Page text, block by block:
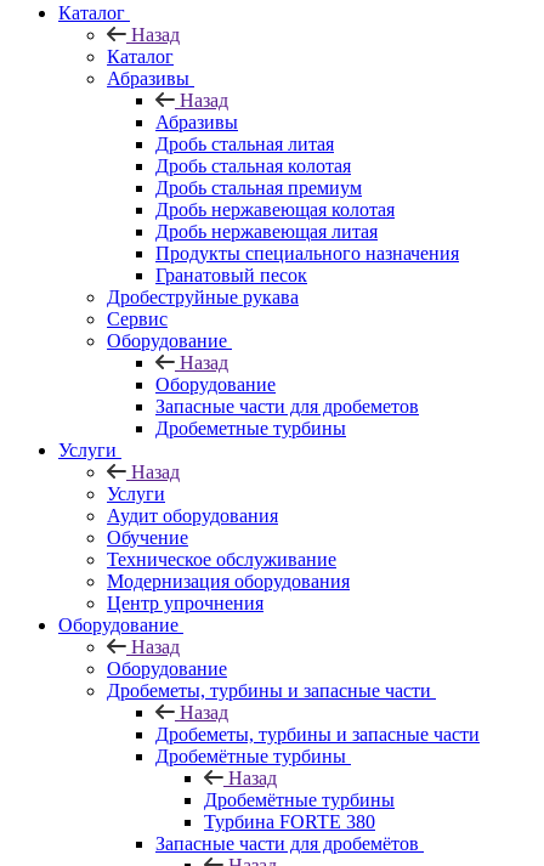
Каталог
Назад
Каталог
Абразивы
Назад
Абразивы
Дробь стальная литая
Дробь стальная колотая
Дробь стальная премиум
Дробь нержавеющая колотая
Дробь нержавеющая литая
Продукты специального назначения
Гранатовый песок
Дробеструйные рукава
Сервис
Оборудование
Назад
Оборудование
Запасные части для дробеметов
Дробеметные турбины
Услуги
Назад
Услуги
Аудит оборудования
Обучение
Техническое обслуживание
Модернизация оборудования
Центр упрочнения
Оборудование
Назад
Оборудование
Дробеметы, турбины и запасные части
Назад
Дробеметы, турбины и запасные части
Дробемётные турбины
Назад
Дробемётные турбины
Турбина FORTE 380
Запасные части для дробемётов